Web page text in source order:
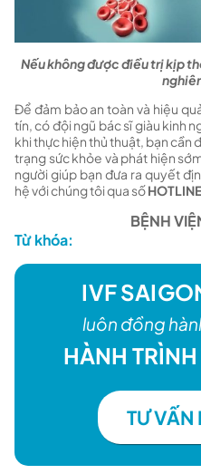
Nếu không được điều trị kịp
Để đảm bảo an toàn và hiệu
tín, có đội ngũ bác sĩ giàu kinh
khi thực hiện thủ thuật, bạn cần
trạng sức khỏe và phát hiện
người giúp bạn đưa ra quyết
hệ với chúng tôi qua số
BỆNH
Từ khóa:
IVF
luôn đồng
HÀNH
TƯ VẤN